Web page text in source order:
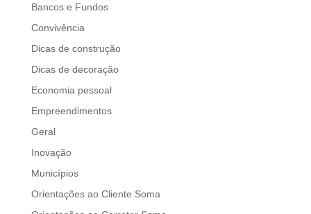
Bancos e Fundos
Convivência
Dicas de construção
Dicas de decoração
Economia pessoal
Empreendimentos
Geral
Inovação
Municípios
Orientações ao Cliente Soma